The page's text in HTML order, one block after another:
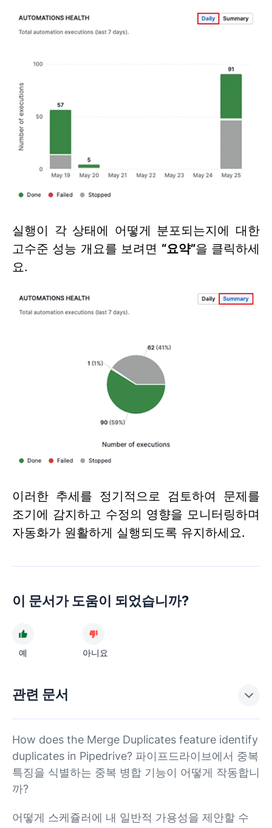
실행이 각 상태에 어떻게 분포되는지에 대한
고수준 성능 개요를 보려면 “요약”을 클릭하세
요.
이러한 추세를 정기적으로 검토하여 문제를
조기에 감지하고 수정의 영향을 모니터링하며
자동화가 원활하게 실행되도록 유지하세요.
이 문서가 도움이 되었습니까?
예 아니요
관련 문서
How does the Merge Duplicates feature identify
duplicates in Pipedrive? 파이프드라이브에서 중복
특징을 식별하는 중복 병합 기능이 어떻게 작동합니
까?
어떻게 스케쥴러에 내 일반적 가용성을 제안할 수